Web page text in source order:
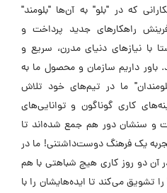
که در "بلو" به آن‌ها "بلومند"
راهکارهای جدید پرداخت و
با نیازهای دنیای مدرن، سریع و
باور داریم سازمان و محصول ما به
ما در تیم‌های خود تلاش
کاری گوناگون و توانایی‌های
و سنشان دور هم جمع شده‌اند تا
یک فرهنگ دوست‌داشتنی! ما در
آن دو روز کاری هیچ شباهتی با هم
تشویق می‌کند تا ایده‌هایشان را با